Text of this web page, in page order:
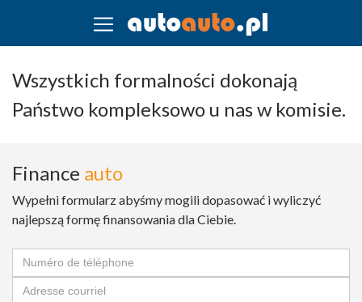
Wszystkich formalności dokonają
Państwo kompleksowo u nas w komisie.
Finance auto
Wypełni formularz abyśmy mogili dopasować i wyliczyć
najlepszą formę finansowania dla Ciebie.